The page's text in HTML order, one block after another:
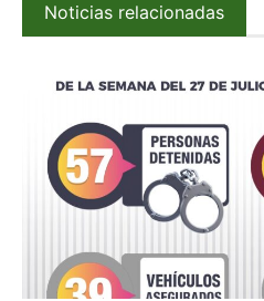
Noticias relacionadas